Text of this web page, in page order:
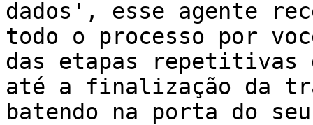
dados', esse agente
todo o processo por
das etapas repetitivas
até a finalização da
batendo na porta do seu